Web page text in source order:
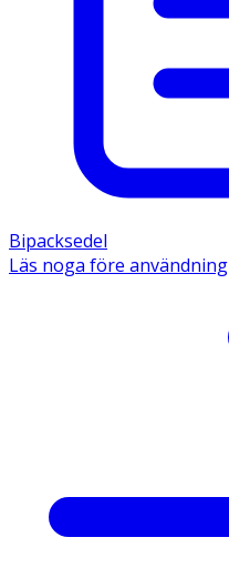
Bipacksedel
Läs noga före användning